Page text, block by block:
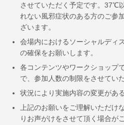
させていただく予定です。37℃
れない風邪症状のある方のご参
ざいます。
会場内におけるソーシャルディ
の確保をお願いします。
各コンテンツやワークショップ
で、参加人数の制限をさせてい
状況により実施内容の変更があ
上記のお願いをご理解いただけ
りお声がけをさせて頂く場合が